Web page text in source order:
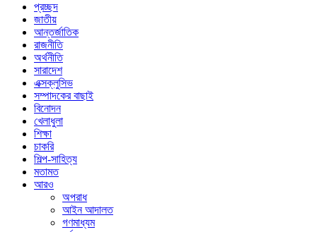
প্রচ্ছদ
জাতীয়
আন্তর্জাতিক
রাজনীতি
অর্থনীতি
সারাদেশ
এক্সক্লুসিভ
সম্পাদকের বাছাই
বিনোদন
খেলাধুলা
শিক্ষা
চাকরি
শিল্প-সাহিত্য
মতামত
আরও
অপরাধ
আইন আদালত
গণমাধ্যম